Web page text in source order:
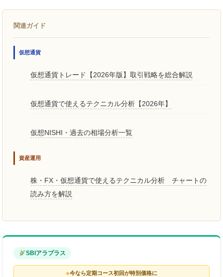
関連ガイド
仮想通貨
仮想通貨トレード【2026年版】取引戦略を総合解説
仮想通貨で使えるテクニカル分析【2026年】
仮想NISHI・過去の相場分析一覧
資産運用
株・FX・仮想通貨で使えるテクニカル分析 チャートの
読み方を解説
SBIアラプラス
今なら定期コース初回が特別価格に